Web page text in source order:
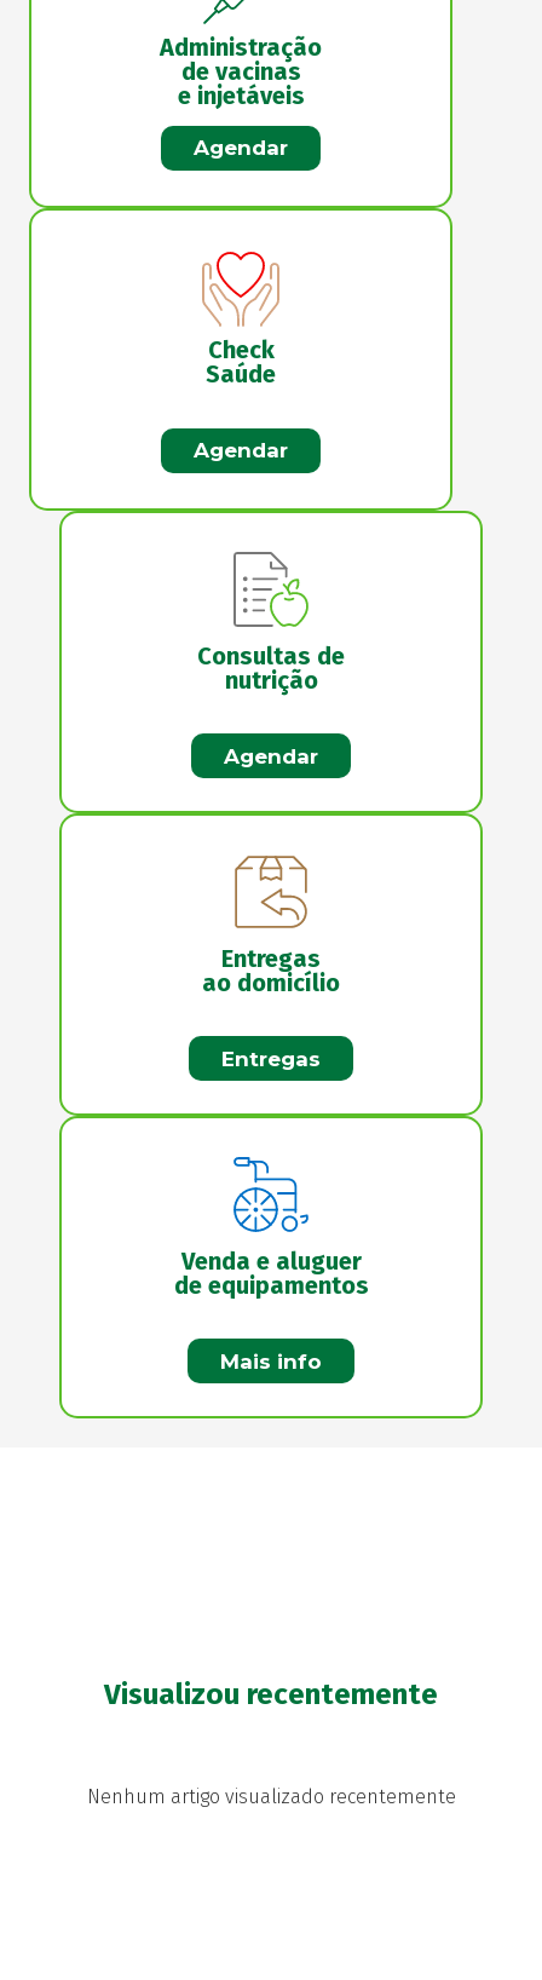
Administração
de vacinas
e injetáveis
Agendar
Check
Saúde
Agendar
Consultas de
nutrição
Agendar
Entregas
ao domicílio
Entregas
Venda e aluguer
de equipamentos
Mais info
Visualizou recentemente
Nenhum artigo visualizado recentemente